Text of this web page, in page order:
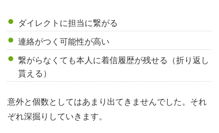
ダイレクトに担当に繋がる
連絡がつく可能性が高い
繋がらなくても本人に着信履歴が残せる（折り返し
貰える）
意外と個数としてはあまり出てきませんでした。それ
ぞれ深掘りしていきます。